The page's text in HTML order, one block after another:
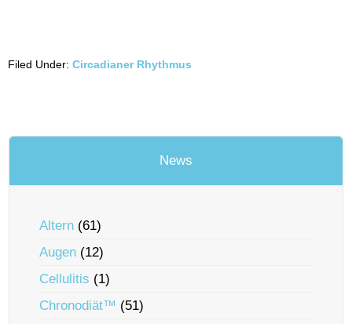
Filed Under: Circadianer Rhythmus
News
Altern (61)
Augen (12)
Cellulitis (1)
Chronodiät™ (51)